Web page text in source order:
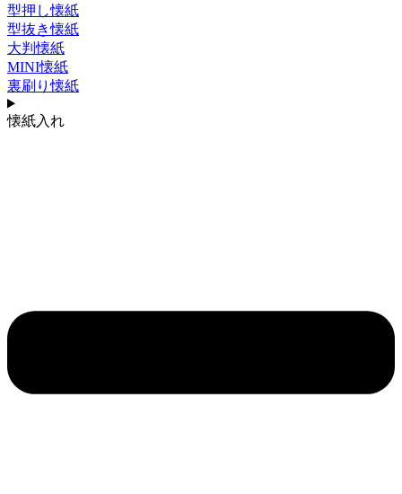
型押し懐紙
型抜き懐紙
大判懐紙
MINI懐紙
裏刷り懐紙
懐紙入れ